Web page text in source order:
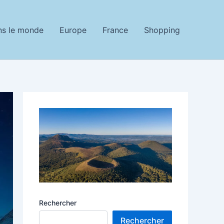
le monde Europe France Shopping
Rechercher
Rechercher